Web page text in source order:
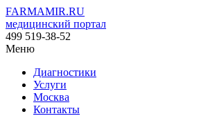
FARMAMIR.RU
медицинский портал
499 519-38-52
Меню
Диагностики
Услуги
Москва
Контакты